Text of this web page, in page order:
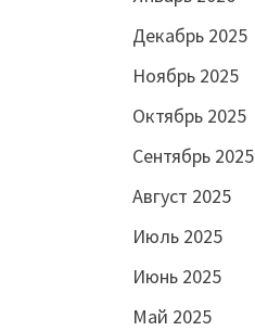
Декабрь 2025
Ноябрь 2025
Октябрь 2025
Сентябрь 2025
Август 2025
Июль 2025
Июнь 2025
Май 2025